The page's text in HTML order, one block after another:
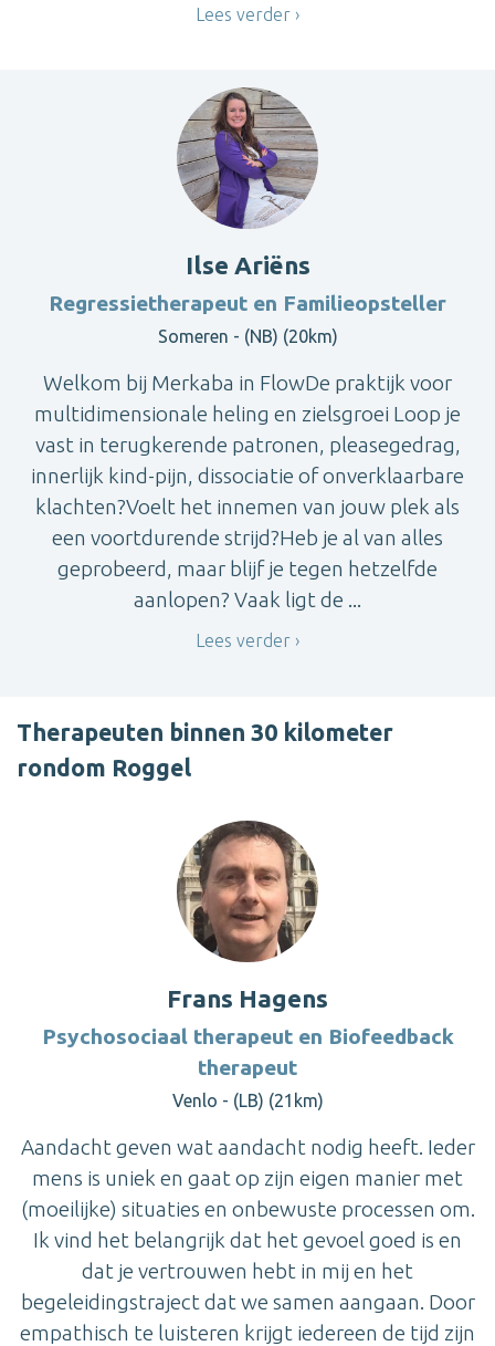
Lees verder
Ilse Ariëns
Regressietherapeut en Familieopsteller
Someren - (NB) (20km)
Welkom bij Merkaba in FlowDe praktijk voor
multidimensionale heling en zielsgroei Loop je
vast in terugkerende patronen, pleasegedrag,
innerlijk kind-pijn, dissociatie of onverklaarbare
klachten?Voelt het innemen van jouw plek als
een voortdurende strijd?Heb je al van alles
geprobeerd, maar blijf je tegen hetzelfde
aanlopen? Vaak ligt de ...
Lees verder
Therapeuten binnen 30 kilometer
rondom Roggel
Frans Hagens
Psychosociaal therapeut en Biofeedback
therapeut
Venlo - (LB) (21km)
Aandacht geven wat aandacht nodig heeft. Ieder
mens is uniek en gaat op zijn eigen manier met
(moeilijke) situaties en onbewuste processen om.
Ik vind het belangrijk dat het gevoel goed is en
dat je vertrouwen hebt in mij en het
begeleidingstraject dat we samen aangaan. Door
empathisch te luisteren krijgt iedereen de tijd zijn